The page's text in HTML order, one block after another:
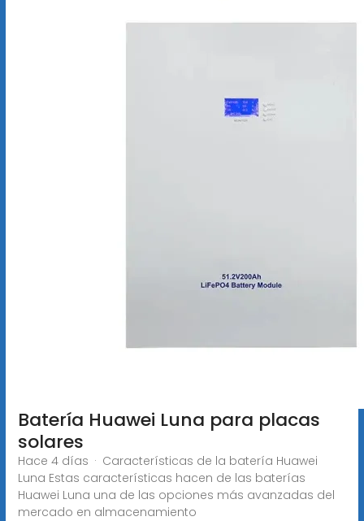
Batería Huawei Luna para placas
solares
Hace 4 días · Características de la batería Huawei
Luna Estas características hacen de las baterías
Huawei Luna una de las opciones más avanzadas del
mercado en almacenamiento